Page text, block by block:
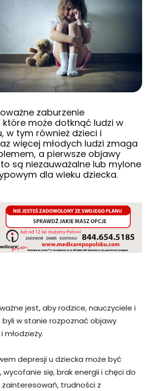
zaburzenie
może dotknąć ludzi w
w tym również dzieci i
więcej młodych ludzi zmaga
a pierwsze objawy
są niezauważalne lub mylone
dla wieku dziecka.
jest, aby rodzice, nauczyciele i
byli w stanie rozpoznać objawy
młodzieży.
depresji u dziecka może być
się, brak energii i chęci do
trudności z